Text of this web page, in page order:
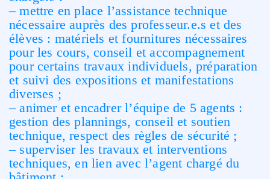
– mettre en place l’assistance technique
nécessaire auprès des professeur.e.s et des
élèves : matériels et fournitures nécessaires
pour les cours, conseil et accompagnement
pour certains travaux individuels, préparation
et suivi des expositions et manifestations
diverses ;
– animer et encadrer l’équipe de 5 agents :
gestion des plannings, conseil et soutien
technique, respect des règles de sécurité ;
– superviser les travaux et interventions
techniques, en lien avec l’agent chargé du